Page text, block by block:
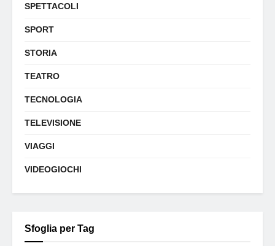
SPETTACOLI
SPORT
STORIA
TEATRO
TECNOLOGIA
TELEVISIONE
VIAGGI
VIDEOGIOCHI
Sfoglia per Tag